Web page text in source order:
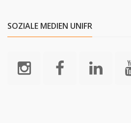
SOZIALE MEDIEN UNIFR